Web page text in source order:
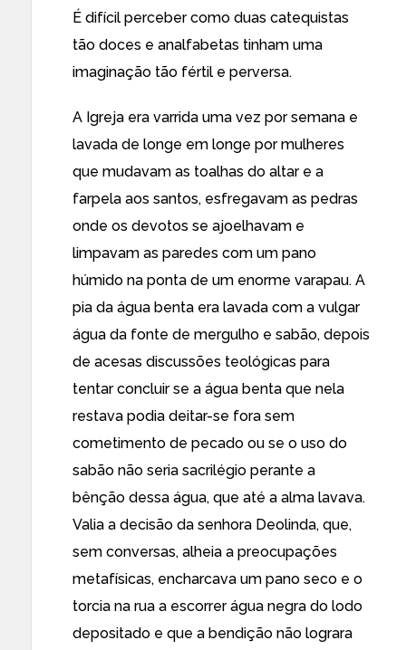
É difícil perceber como duas catequistas
tão doces e analfabetas tinham uma
imaginação tão fértil e perversa.
A Igreja era varrida uma vez por semana e
lavada de longe em longe por mulheres
que mudavam as toalhas do altar e a
farpela aos santos, esfregavam as pedras
onde os devotos se ajoelhavam e
limpavam as paredes com um pano
húmido na ponta de um enorme varapau. A
pia da água benta era lavada com a vulgar
água da fonte de mergulho e sabão, depois
de acesas discussões teológicas para
tentar concluir se a água benta que nela
restava podia deitar-se fora sem
cometimento de pecado ou se o uso do
sabão não seria sacrilégio perante a
bênção dessa água, que até a alma lavava.
Valia a decisão da senhora Deolinda, que,
sem conversas, alheia a preocupações
metafísicas, encharcava um pano seco e o
torcia na rua a escorrer água negra do lodo
depositado e que a bendição não lograra